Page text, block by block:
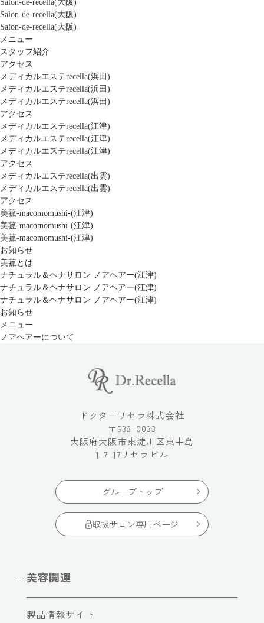
Salon-de-recella(大阪)
Salon-de-recella(大阪)
Salon-de-recella(大阪)
メニュー
スタッフ紹介
アクセス
メディカルエステrecella(浜田)
メディカルエステrecella(浜田)
メディカルエステrecella(浜田)
アクセス
メディカルエステrecella(江津)
メディカルエステrecella(江津)
メディカルエステrecella(江津)
アクセス
メディカルエステrecella(出雲)
メディカルエステrecella(出雲)
アクセス
美菰-macomomushi-(江津)
美菰-macomomushi-(江津)
美菰-macomomushi-(江津)
お知らせ
美菰とは
ナチュラル＆ヘナサロン ノアヘアー(江津)
ナチュラル＆ヘナサロン ノアヘアー(江津)
ナチュラル＆ヘナサロン ノアヘアー(江津)
お知らせ
メニュー
ノアヘアーについて
ドクターリセラ株式会社
〒533-0033
大阪府大阪市東淀川区東中島
1-7-17リセラビル
グループトップ
取扱サロン専用ページ
美容関連
製品情報サイト